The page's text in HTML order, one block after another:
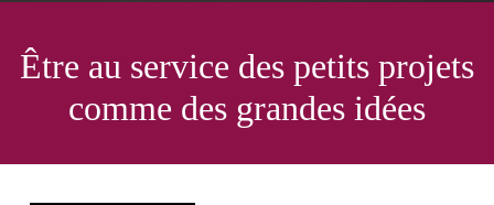
Simine Namdar ∙ Conseillère en
communication
Être au service des petits projets
comme des grandes idées